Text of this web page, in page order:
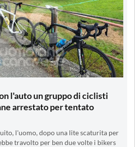
l'auto un gruppo di ciclisti
arrestato per tentato
l'uomo, dopo una lite scaturita per
travolto per ben due volte i bikers